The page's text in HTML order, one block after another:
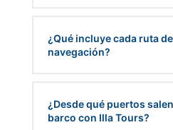
¿Qué incluye cada ruta de
navegación?
¿Desde qué puertos
barco con Illa Tours?